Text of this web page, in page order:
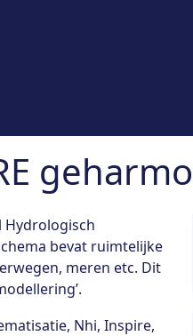
Hydrologisch
bevat ruimtelijke
meren etc. Dit
Nhi, Inspire,